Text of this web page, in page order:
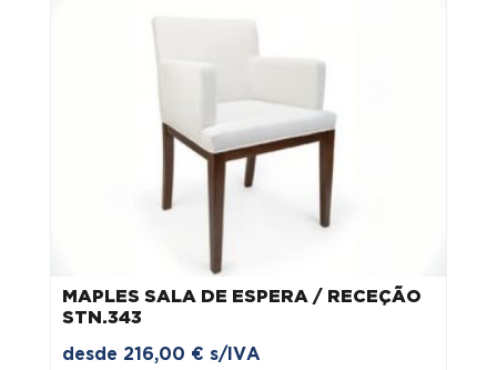
MAPLES SALA DE ESPERA / RECEÇÃO
STN.343
desde 216,00 € s/IVA